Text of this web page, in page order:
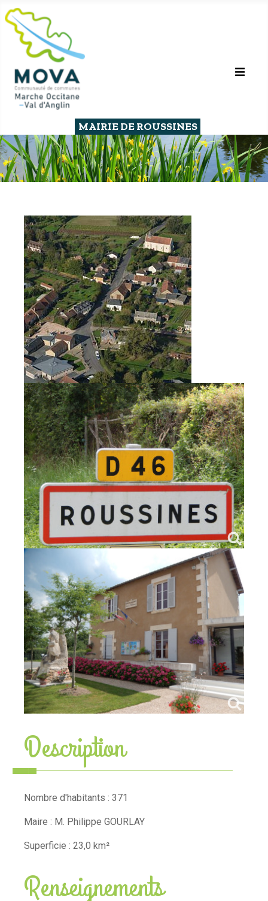
MAIRIE DE ROUSSINES
Description
Nombre d'habitants : 371
Maire : M. Philippe GOURLAY
Superficie : 23,0 km²
Renseignements